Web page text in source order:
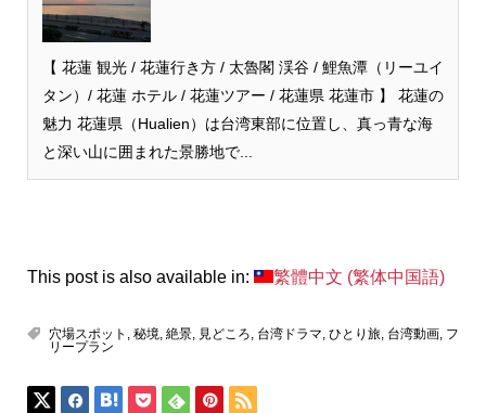
【 花蓮 観光 / 花蓮行き方 / 太魯閣 渓谷 / 鯉魚潭（リーユイ
タン）/ 花蓮 ホテル / 花蓮ツアー / 花蓮県 花蓮市 】 花蓮の
魅力 花蓮県（Hualien）は台湾東部に位置し、真っ青な海
と深い山に囲まれた景勝地で...
This post is also available in: 繁體中文 (繁体中国語)
穴場スポット 秘境 絶景, 見どころ 台湾ドラマ ひとり旅, 台湾動画, フ
リープラン